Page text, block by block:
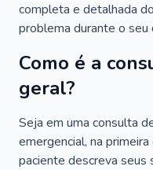
completa e detalhada
problema durante o
Como é a
geral?
Seja em uma consulta
emergencial, na
paciente descreva seus